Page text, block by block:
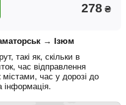
278 ₴
→ Ізюм
такі як, скільки в
час відправлення
містами, час у дорозі до
інформація.